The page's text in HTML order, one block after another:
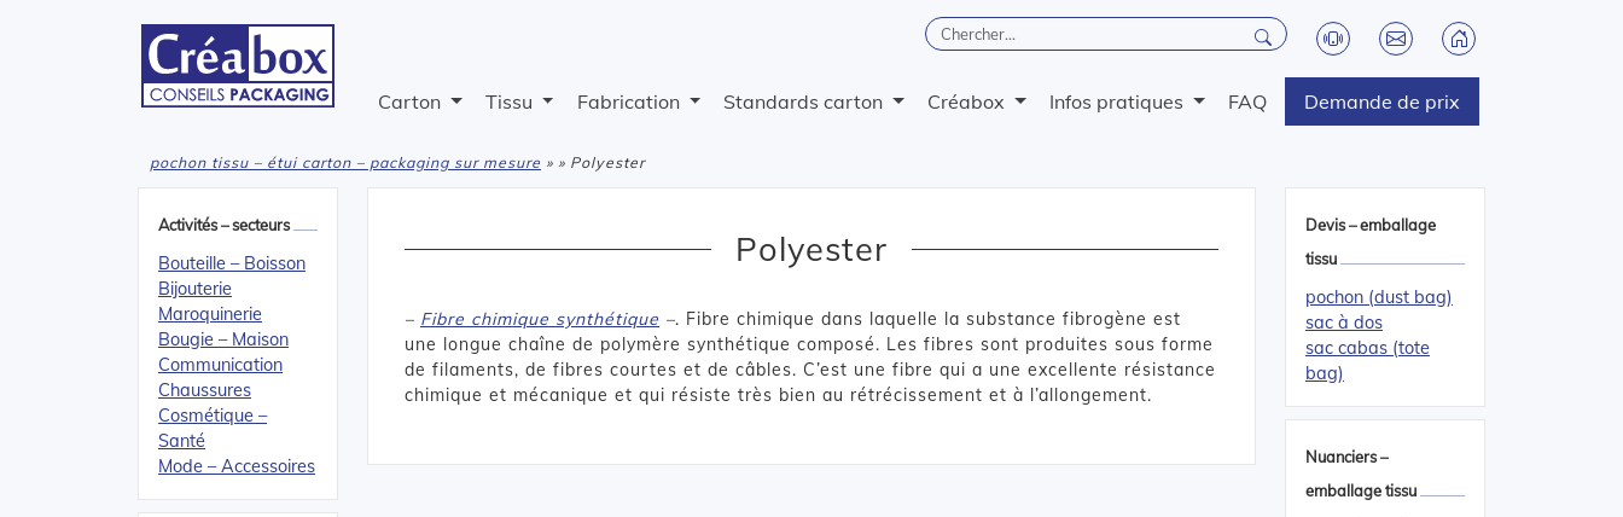
Carton Tissu Fabrication Standards carton Créabox Infos pratiques FAQ Demande de prix
pochon tissu – étui carton – packaging sur mesure » » Polyester
Polyester
– Fibre chimique synthétique –. Fibre chimique dans laquelle la substance fibrogène est
une longue chaîne de polymère synthétique composé. Les fibres sont produites sous forme
de filaments, de fibres courtes et de câbles. C’est une fibre qui a une excellente résistance
chimique et mécanique et qui résiste très bien au rétrécissement et à l’allongement.
Activités – secteurs
Bouteille – Boisson
Bijouterie
Maroquinerie
Bougie – Maison
Communication
Chaussures
Cosmétique –
Santé
Mode – Accessoires
Devis – emballage
tissu
pochon (dust bag)
sac à dos
sac cabas (tote
bag)
Nuanciers –
emballage tissu